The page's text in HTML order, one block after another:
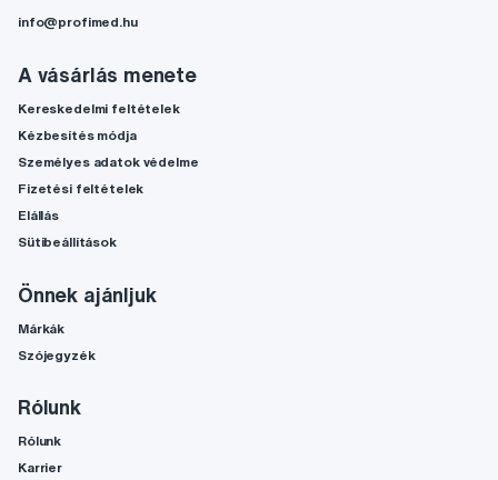
info@profimed.hu
A vásárlás menete
Kereskedelmi feltételek
Kézbesítés módja
Személyes adatok védelme
Fizetési feltételek
Elállás
Sütibeállítások
Önnek ajánljuk
Márkák
Szójegyzék
Rólunk
Rólunk
Karrier